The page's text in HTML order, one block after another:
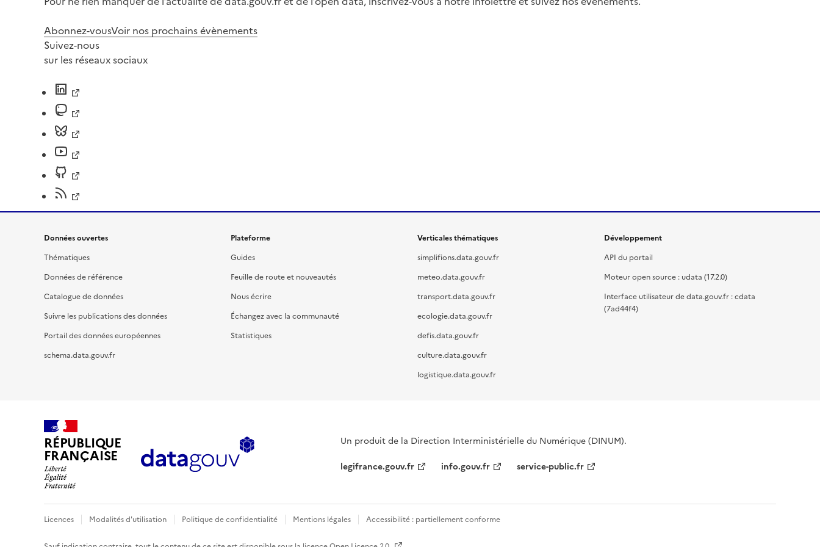
Abonnez-vousVoir nos prochains évènements
Suivez-nous
sur les réseaux sociaux
Données ouvertes
Thématiques
Données de référence
Catalogue de données
Suivre les publications des données
Portail des données européennes
schema.data.gouv.fr
Plateforme
Guides
Feuille de route et nouveautés
Nous écrire
Échangez avec la communauté
Statistiques
Verticales thématiques
simplifions.data.gouv.fr
meteo.data.gouv.fr
transport.data.gouv.fr
ecologie.data.gouv.fr
defis.data.gouv.fr
culture.data.gouv.fr
logistique.data.gouv.fr
Développement
API du portail
Moteur open source : udata (17.2.0)
Interface utilisateur de data.gouv.fr : cdata
(7ad44f4)
RÉPUBLIQUE
FRANÇAISE
Un produit de la Direction Interministérielle du Numérique (DINUM).
legifrance.gouv.fr
info.gouv.fr service-public.fr
Licences Modalités d'utilisation Politique de confidentialité Mentions légales Accessibilité : partiellement conforme